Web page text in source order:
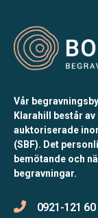
Vår
Klarahill består
auktoriserade
(SBF). Det
bemötande och
begravningar.
0921-121 60